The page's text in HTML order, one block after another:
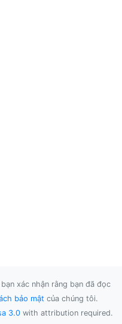
xác nhận rằng bạn đã đọc
bảo mật của chúng tôi.
3.0 with attribution required.